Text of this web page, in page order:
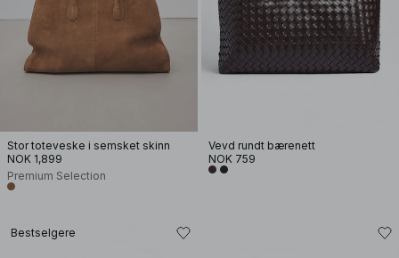
Stor toteveske i semsket skinn
NOK 1,899
Premium Selection
Vevd rundt bærenett
NOK 759
Bestselgere